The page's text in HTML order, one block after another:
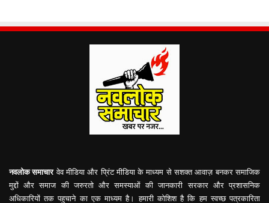
नवलोक समाचारवेव मीडिया और प्रिंट मीडिया के माध्यम से सशक्त आवाज़ बनकर समाजिक
मुद्दों और समाज की जरुरतो और समस्याओं की जानकारी सरकार और प्रशासनिक
अधिकारियों तक पहुचाने का एक माध्यम है। हमारी कोशिश है कि हम स्वच्छ पत्रकारिता